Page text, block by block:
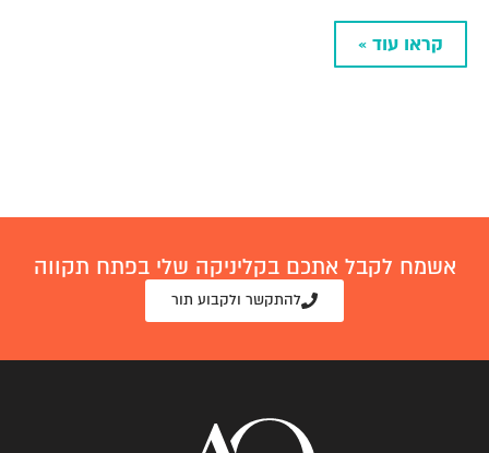
קראו עוד »
אשמח לקבל אתכם בקליניקה שלי בפתח תקווה
להתקשר ולקבוע תור